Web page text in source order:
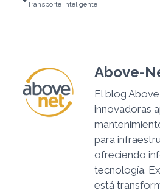
Transporte inteligente
Above-
El blog
innovadoras
para
ofreciendo
tecnología.
está